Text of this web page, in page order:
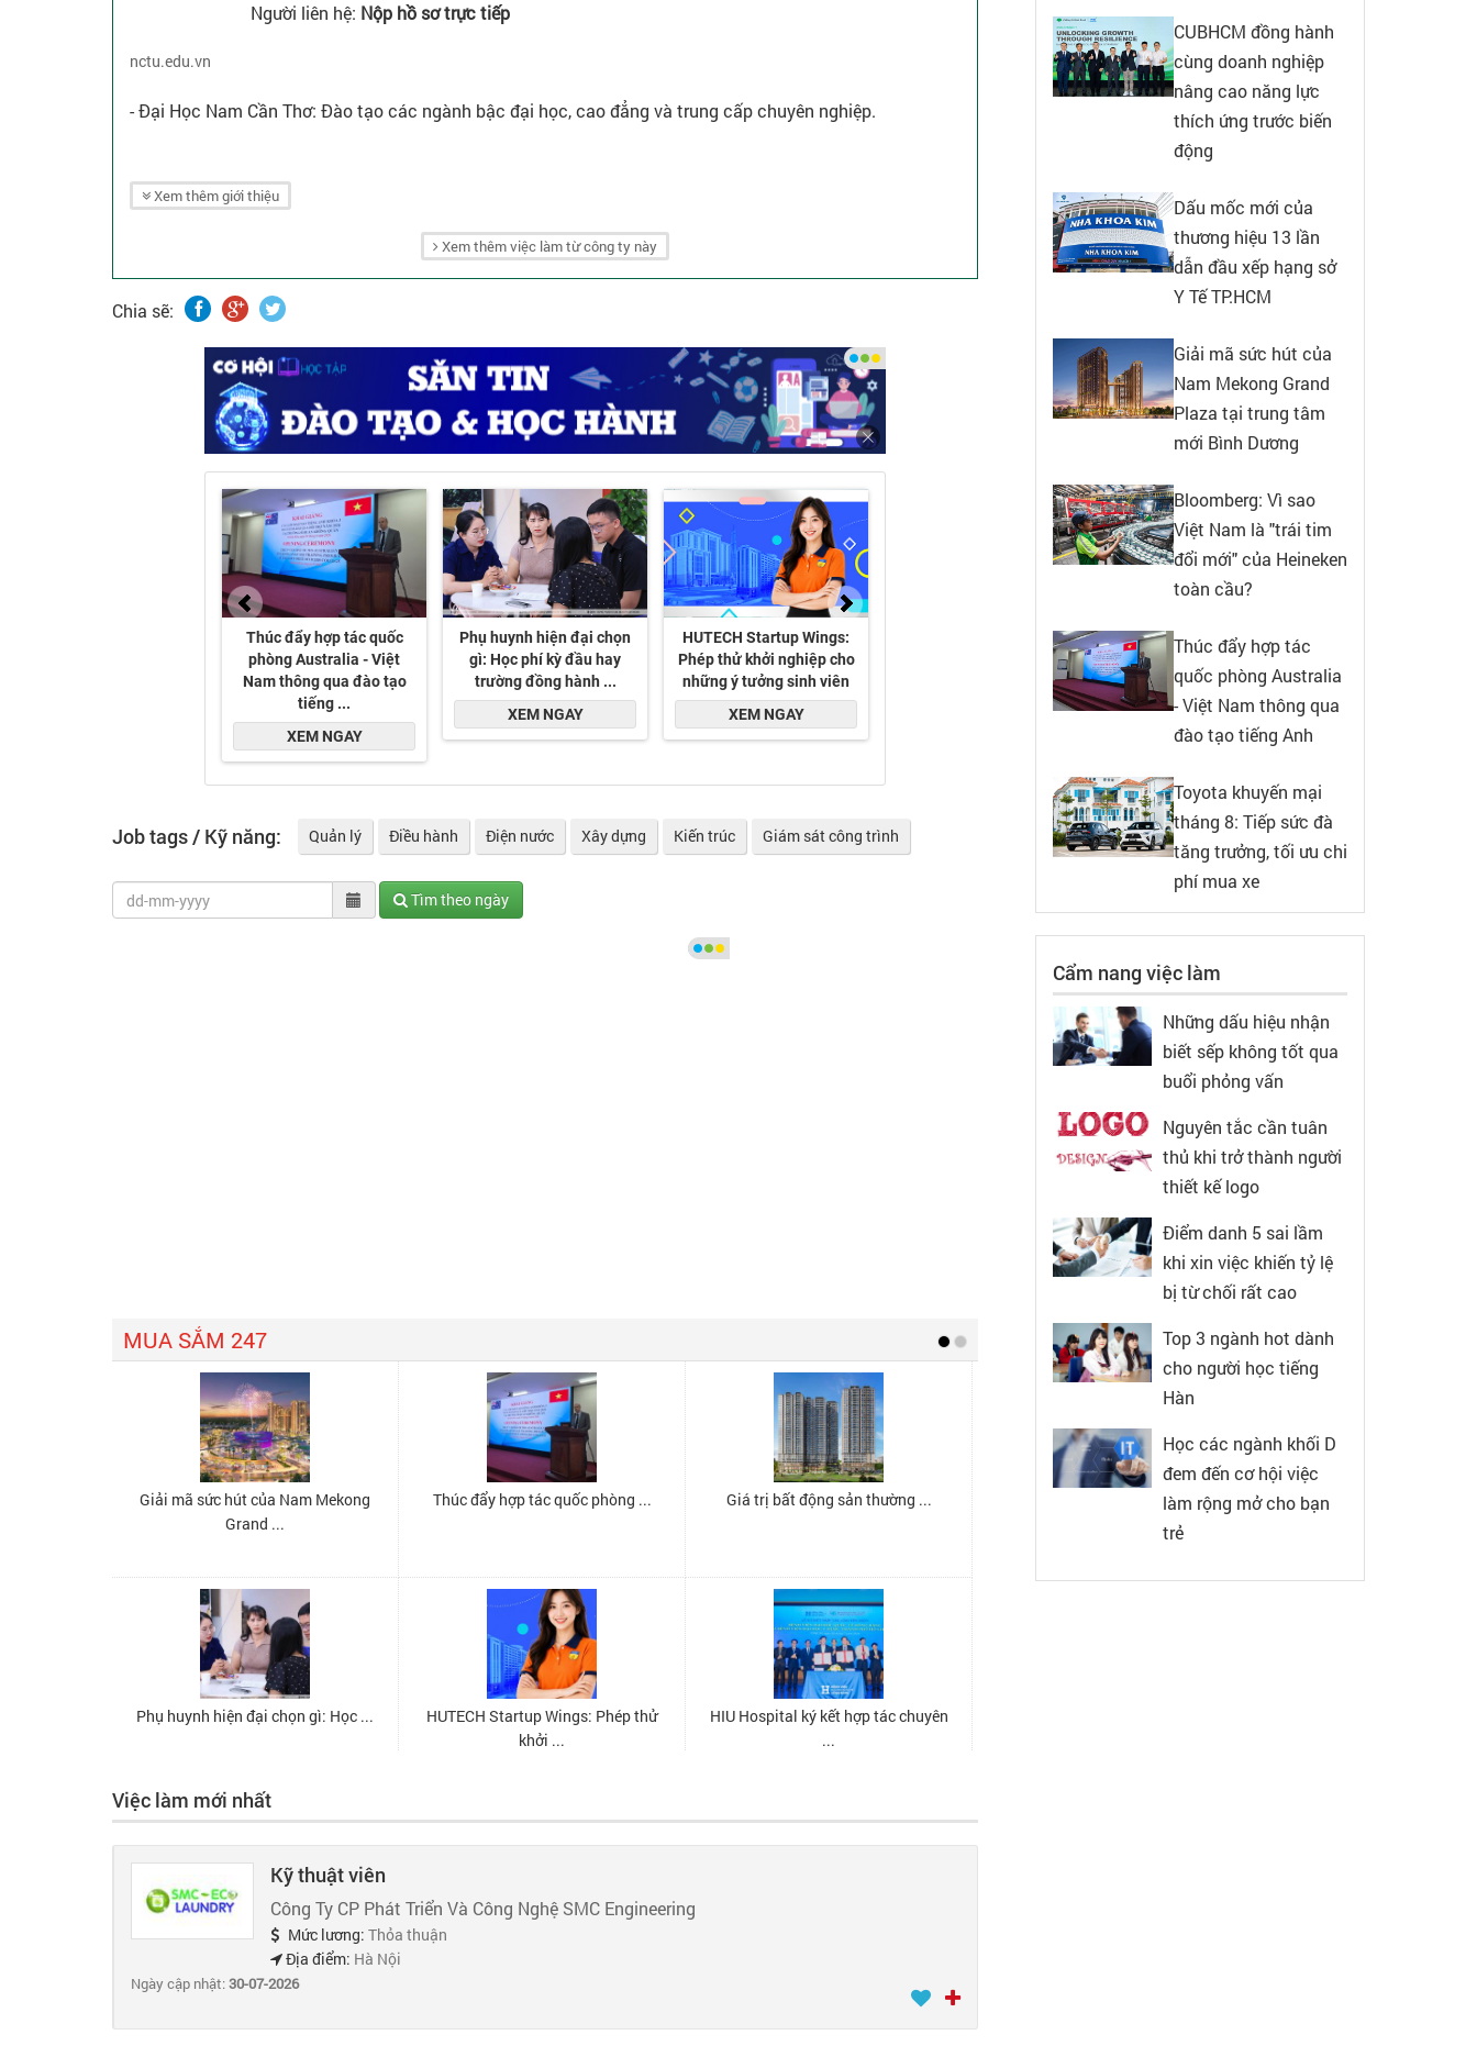
Người liên hệ: Nộp hồ sơ trực tiếp
nctu.edu.vn
- Đại Học Nam Cần Thơ: Đào tạo các ngành bậc đại học, cao đẳng và trung cấp chuyên nghiệp.
Xem thêm giới thiệu
Xem thêm việc làm từ công ty này
Chia sẽ:
Job tags / Kỹ năng: Quản lý Điều hành Điện nước Xây dựng Kiến trúc Giám sát công trình
Tìm theo ngày
Việc làm mới nhất
Kỹ thuật viên
Công Ty CP Phát Triển Và Công Nghệ SMC Engineering
Mức lương: Thỏa thuận
Địa điểm: Hà Nội
Ngày cập nhật:30-07-2026
CUBHCM đồng hành
cùng doanh nghiệp
nâng cao năng lực
thích ứng trước biến
động
Dấu mốc mới của
thương hiệu 13 lần
dẫn đầu xếp hạng sở
Y Tế TP.HCM
Giải mã sức hút của
Nam Mekong Grand
Plaza tại trung tâm
mới Bình Dương
Bloomberg: Vì sao
Việt Nam là "trái tim
đổi mới" của Heineken
toàn cầu?
Thúc đẩy hợp tác
quốc phòng Australia
- Việt Nam thông qua
đào tạo tiếng Anh
Toyota khuyến mại
tháng 8: Tiếp sức đà
tăng trưởng, tối ưu chi
phí mua xe
Cẩm nang việc làm
Những dấu hiệu nhận
biết sếp không tốt qua
buổi phỏng vấn
Nguyên tắc cần tuân
thủ khi trở thành người
thiết kế logo
Điểm danh 5 sai lầm
khi xin việc khiến tỷ lệ
bị từ chối rất cao
Top 3 ngành hot dành
cho người học tiếng
Hàn
Học các ngành khối D
đem đến cơ hội việc
làm rộng mở cho bạn
trẻ